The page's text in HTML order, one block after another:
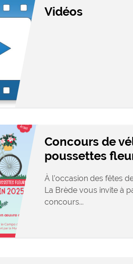
Vidéos
Concours de
poussettes
À l’occasion des fêtes
La Brède vous invite à
concours...